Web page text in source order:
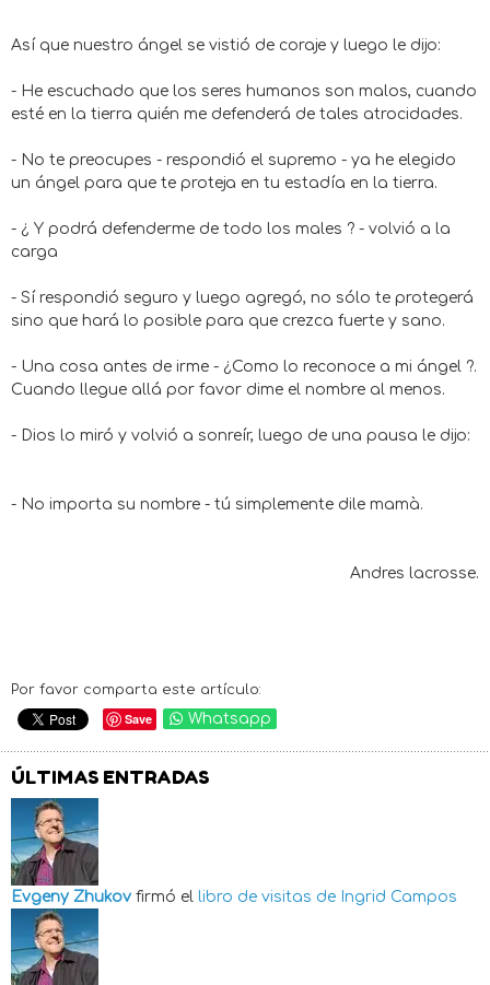
Así que nuestro ángel se vistió de coraje y luego le dijo:
- He escuchado que los seres humanos son malos, cuando
esté en la tierra quién me defenderá de tales atrocidades.
- No te preocupes - respondió el supremo - ya he elegido
un ángel para que te proteja en tu estadía en la tierra.
- ¿ Y podrá defenderme de todo los males ? - volvió a la
carga
- Sí respondió seguro y luego agregó, no sólo te protegerá
sino que hará lo posible para que crezca fuerte y sano.
- Una cosa antes de irme - ¿Como lo reconoce a mi ángel ?.
Cuando llegue allá por favor dime el nombre al menos.
- Dios lo miró y volvió a sonreír, luego de una pausa le dijo:
- No importa su nombre - tú simplemente dile mamà.
Andres lacrosse.
Por favor comparta este artículo:
Save Whatsapp
ÚLTIMAS ENTRADAS
Evgeny Zhukov firmó el libro de visitas de Ingrid Campos